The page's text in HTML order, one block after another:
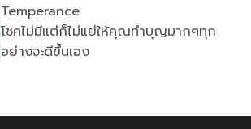
Temperance
โชคไม่มีแต่ก็ไม่แย่ให้คุณทำบุญมากๆทุก
อย่างจะดีขึ้นเอง